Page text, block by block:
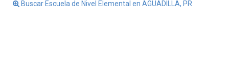
Buscar Escuela de Nivel Elemental en AGUADILLA, PR